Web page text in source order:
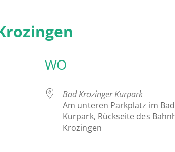
WO
Bad Krozinger Kurpark
Am unteren Parkplatz im
Kurpark, Rückseite des
Krozingen